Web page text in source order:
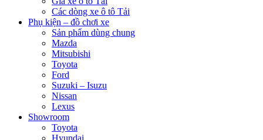
Các dòng xe ô tô Tải
Phụ kiện – đồ chơi xe
Sản phẩm dùng chung
Mazda
Mitsubishi
Toyota
Ford
Suzuki – Isuzu
Nissan
Lexus
Showroom
Toyota
Hyundai